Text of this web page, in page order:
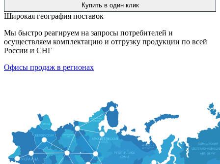
Купить в один клик
Широкая география поставок
Мы быстро реагируем на запросы потребителей и
осуществляем комплектацию и отгрузку продукции по всей
России и СНГ
Офисы продаж в регионах